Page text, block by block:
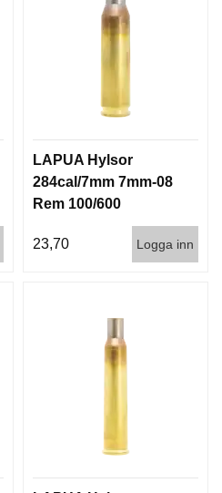
LAPUA Hylsor
284cal/7mm 7mm-08
Rem 100/600
23,70 Logga inn